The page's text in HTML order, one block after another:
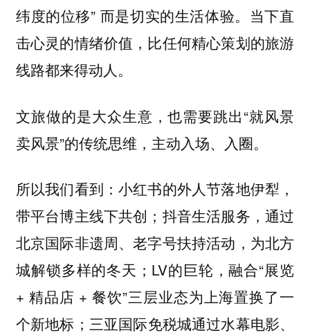
纬度的位移” 而是切实的生活体验。当下直
击心灵的情绪价值，比任何精心策划的旅游
线路都来得动人。
文旅做的是大众生意，也需要跳出“就风景
卖风景”的传统思维，主动入场、入圈。
所以我们看到：小红书的外人节落地伊犁，
带平台博主线下共创；抖音生活服务，通过
北京国际非遗周、老字号扶持活动，为北方
城解锁多样的冬天；LV的巨轮，融合“展览
+ 精品店 + 餐饮”三层业态为上海置换了一
个新地标；三亚国际免税城通过水幕电影、